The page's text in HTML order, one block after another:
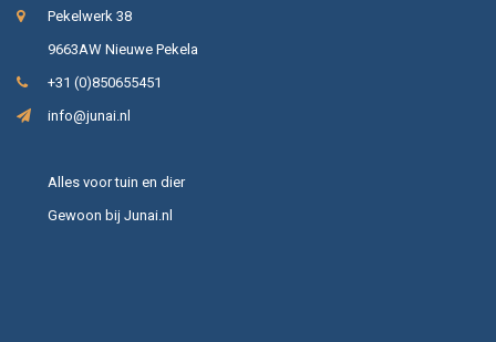
Pekelwerk 38
9663AW Nieuwe Pekela
+31 (0)850655451
info@junai.nl
Alles voor tuin en dier
Gewoon bij Junai.nl